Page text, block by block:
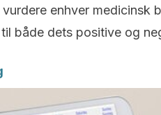
enhver medicinsk
både dets positive og